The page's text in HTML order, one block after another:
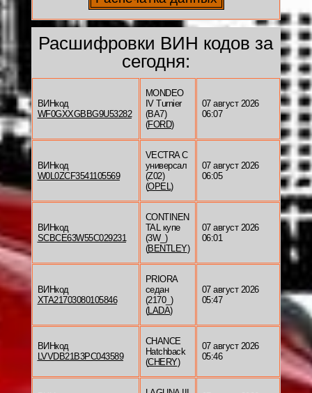
Расшифровки ВИН кодов за
сегодня:
ВИНкод
WF0GXXGBBG9U53282
MONDEO
IV Turnier
(BA7)
(FORD)
07 август 2026
06:07
ВИНкод
W0L0ZCF3541105569
VECTRA C
универсал
(Z02)
(OPEL)
07 август 2026
06:05
ВИНкод
SCBCE63W55C029231
CONTINEN
TAL купе
(3W_)
(BENTLEY)
07 август 2026
06:01
ВИНкод
XTA21703080105846
PRIORA
седан
(2170_)
(LADA)
07 август 2026
05:47
ВИНкод
LVVDB21B3PC043589
CHANCE
Hatchback
(CHERY)
07 август 2026
05:46